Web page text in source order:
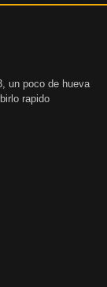
un poco de hueva
rapido